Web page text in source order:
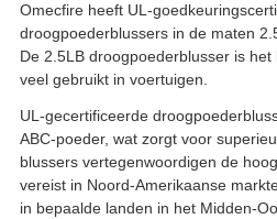
Omecfire heeft UL-
droogpoederblussers in de maten
De 2.5LB droogpoederblusser is
veel gebruikt in voertuigen.
UL-gecertificeerde
ABC-poeder, wat zorgt voor
blussers vertegenwoordigen de
vereist in Noord-Amerikaanse
in bepaalde landen in het Midden-